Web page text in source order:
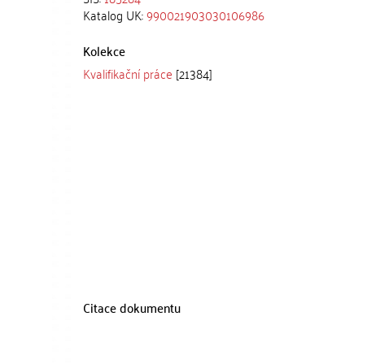
Katalog UK:990021903030106986
Kolekce
Kvalifikační práce [21384]
Citace dokumentu